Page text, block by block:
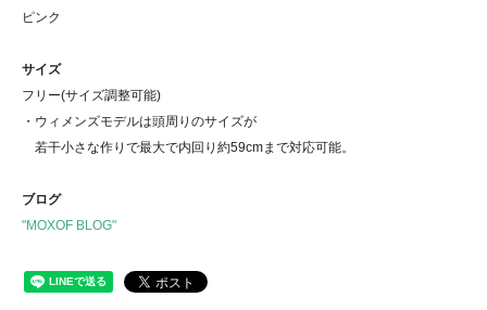
ピンク
サイズ
フリー(サイズ調整可能)
・ウィメンズモデルは頭周りのサイズが
若干小さな作りで最大で内回り約59cmまで対応可能。
ブログ
"MOXOF BLOG"